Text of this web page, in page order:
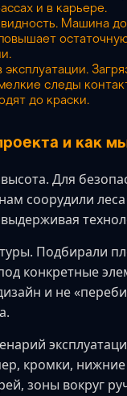
и в карьере.
Машина
эксплуатации.
следы
до краски.
и как
Для
соорудили
Подбирали
конкретные
и не
кромки,
зоны вокруг